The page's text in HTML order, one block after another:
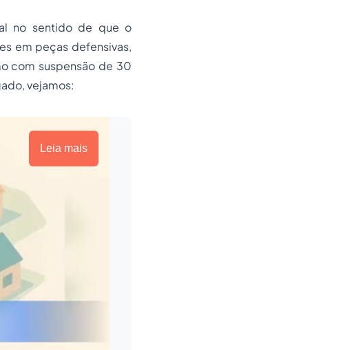
no sentido de que o
em peças defensivas,
com suspensão de 30
vejamos:
Leia mais